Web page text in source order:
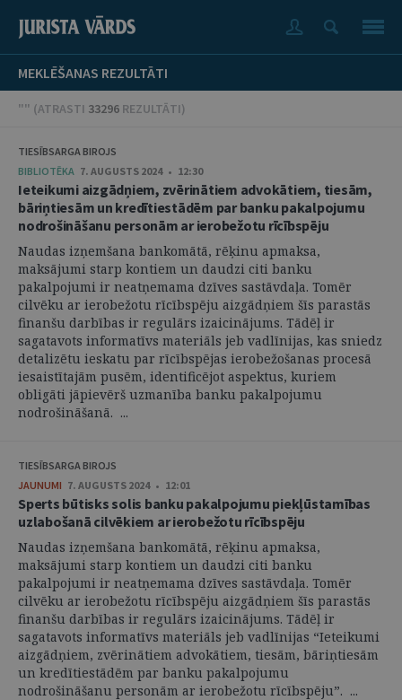
MEKLĒŠANAS REZULTĀTI
"" (ATRASTI 33296 REZULTĀTI)
TIESĪBSARGA BIROJS
BIBLIOTĒKA 7. AUGUSTS 2024 • 12:30
Ieteikumi aizgādņiem, zvērinātiem advokātiem, tiesām,
bāriņtiesām un kredītiestādēm par banku pakalpojumu
nodrošināšanu personām ar ierobežotu rīcībspēju
Naudas izņemšana bankomātā, rēķinu apmaksa,
maksājumi starp kontiem un daudzi citi banku
pakalpojumi ir neatņemama dzīves sastāvdaļa. Tomēr
cilvēku ar ierobežotu rīcībspēju aizgādņiem šīs parastās
finanšu darbības ir regulārs izaicinājums. Tādēļ ir
sagatavots informatīvs materiāls jeb vadlīnijas, kas sniedz
detalizētu ieskatu par rīcībspējas ierobežošanas procesā
iesaistītajām pusēm, identificējot aspektus, kuriem
obligāti jāpievērš uzmanība banku pakalpojumu
nodrošināšanā. ...
TIESĪBSARGA BIROJS
JAUNUMI 7. AUGUSTS 2024 • 12:01
Sperts būtisks solis banku pakalpojumu piekļūstamības
uzlabošanā cilvēkiem ar ierobežotu rīcībspēju
Naudas izņemšana bankomātā, rēķinu apmaksa,
maksājumi starp kontiem un daudzi citi banku
pakalpojumi ir neatņemama dzīves sastāvdaļa. Tomēr
cilvēku ar ierobežotu rīcībspēju aizgādņiem šīs parastās
finanšu darbības ir regulārs izaicinājums. Tādēļ ir
sagatavots informatīvs materiāls jeb vadlīnijas “Ieteikumi
aizgādņiem, zvērinātiem advokātiem, tiesām, bāriņtiesām
un kredītiestādēm par banku pakalpojumu
nodrošināšanu personām ar ierobežotu rīcībspēju”. ...